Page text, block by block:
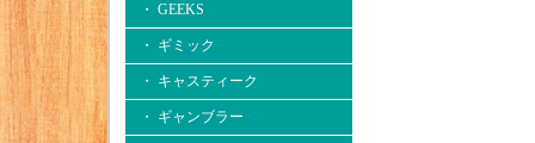
・ GEEKS
・ ギミック
・ キャスティーク
・ ギャンブラー